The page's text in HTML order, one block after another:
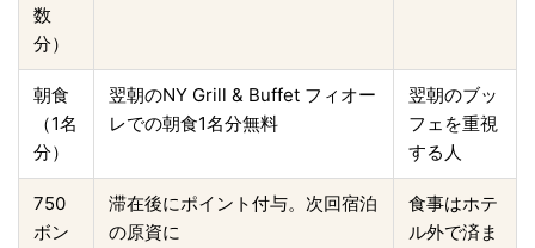
数
分）
朝食
（1名
分）
翌朝のNY Grill & Buffet フィオー
レでの朝食1名分無料
翌朝のブッ
フェを重視
する人
750
ボン
滞在後にポイント付与。次回宿泊
の原資に
食事はホテ
ル外で済ま